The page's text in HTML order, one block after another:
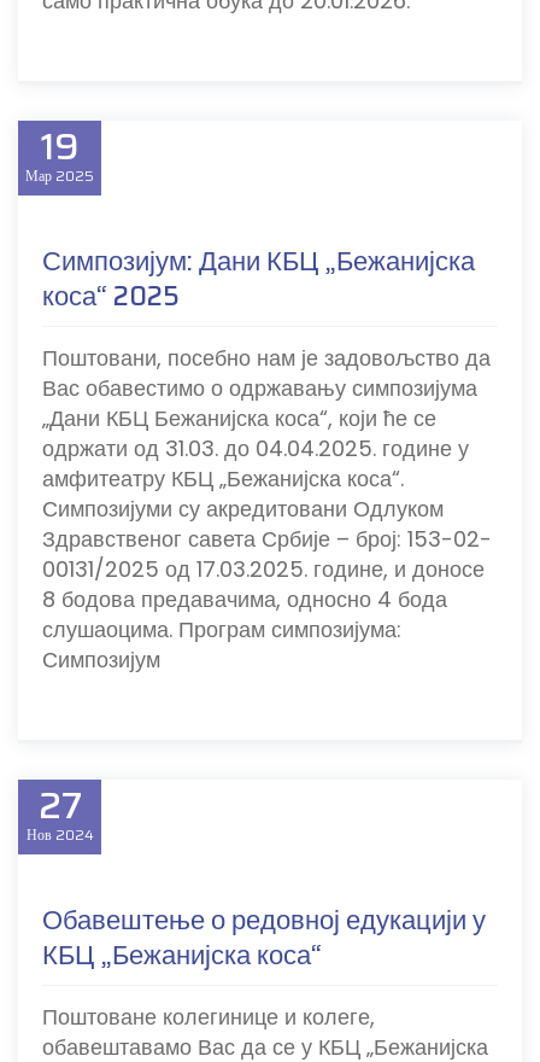
19
Мар 2025
Симпозијум: Дани КБЦ „Бежанијска
коса“ 2025
Поштовани, посебно нам је задовољство да
Вас обавестимо о одржавању симпозијума
„Дани КБЦ Бежанијска коса“, који ће се
одржати од 31.03. до 04.04.2025. године у
амфитеатру КБЦ „Бежанијска коса“.
Симпозијуми су акредитовани Одлуком
Здравственог савета Србије – број: 153-02-
00131/2025 од 17.03.2025. године, и доносе
8 бодова предавачима, односно 4 бода
слушаоцима. Програм симпозијума:
Симпозијум
27
Нов 2024
Обавештење о редовној едукацији у
КБЦ „Бежанијска коса“
Поштоване колегинице и колеге,
обавештавамо Вас да се у КБЦ „Бежанијска